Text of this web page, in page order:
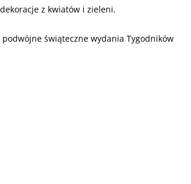
z kwiatów i zieleni.
świąteczne wydania Tygodników